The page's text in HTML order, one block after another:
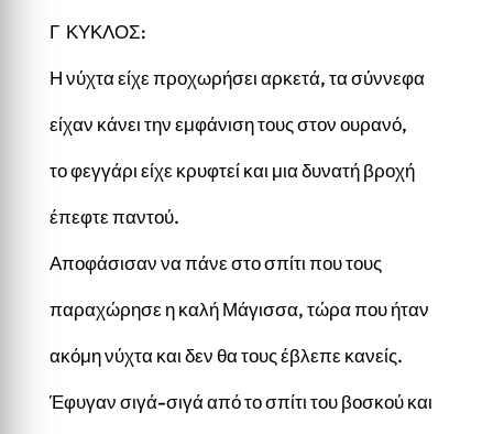
Γ ΚΥΚΛΟΣ:
Η νύχτα είχε προχωρήσει αρκετά, τα σύννεφα
είχαν κάνει την εμφάνιση τους στον ουρανό,
το φεγγάρι είχε κρυφτεί και μια δυνατή βροχή
έπεφτε παντού.
Αποφάσισαν να πάνε στο σπίτι που τους
παραχώρησε η καλή Μάγισσα, τώρα που ήταν
ακόμη νύχτα και δεν θα τους έβλεπε κανείς.
Έφυγαν σιγά-σιγά από το σπίτι του βοσκού και